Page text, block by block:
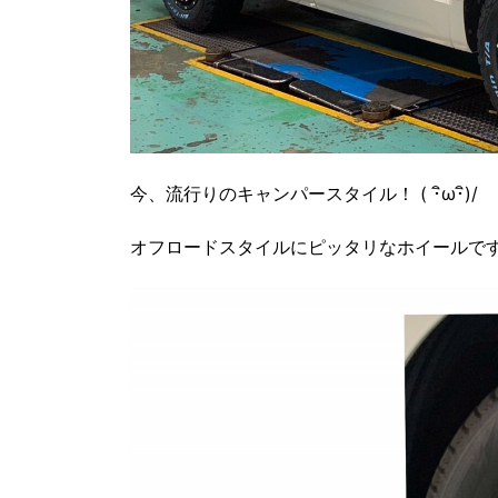
今、流行りのキャンパースタイル！ ( ･ิω･ิ)/
オフロードスタイルにピッタリなホイールで